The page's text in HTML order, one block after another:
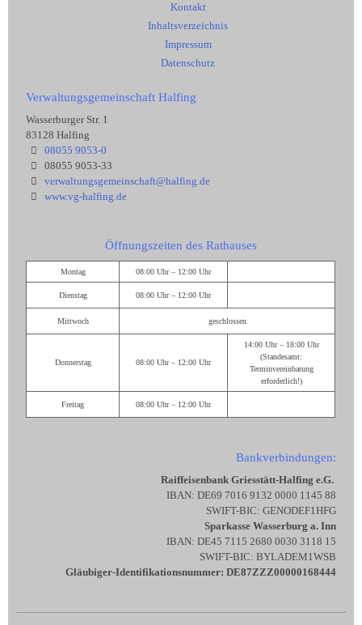
Kontakt
Inhaltsverzeichnis
Impressum
Datenschutz
Verwaltungsgemeinschaft Halfing
Wasserburger Str. 1
83128 Halfing
08055 9053-0
08055 9053-33
verwaltungsgemeinschaft@halfing.de
www.vg-halfing.de
Öffnungszeiten des Rathauses
Montag 08:00 Uhr – 12:00 Uhr
Dienstag 08:00 Uhr – 12:00 Uhr
Mittwoch geschlossen
Donnerstag 08:00 Uhr – 12:00 Uhr
14:00 Uhr – 18:00 Uhr
(Standesamt:
Terminvereinbarung
erforderlich!)
Freitag 08:00 Uhr – 12:00 Uhr
Bankverbindungen:
Raiffeisenbank Griesstätt-Halfing e.G.
IBAN: DE69 7016 9132 0000 1145 88
SWIFT-BIC: GENODEF1HFG
Sparkasse Wasserburg a. Inn
IBAN: DE45 7115 2680 0030 3118 15
SWIFT-BIC: BYLADEM1WSB
Gläubiger-Identifikationsnummer: DE87ZZZ00000168444